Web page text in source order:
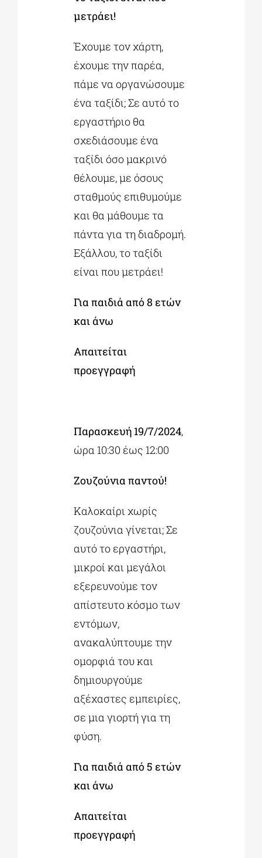
μετράει!
Έχουμε τον χάρτη,
έχουμε την παρέα,
πάμε να οργανώσουμε
ένα ταξίδι; Σε αυτό το
εργαστήριο θα
σχεδιάσουμε ένα
ταξίδι όσο μακρινό
θέλουμε, με όσους
σταθμούς επιθυμούμε
και θα μάθουμε τα
πάντα για τη διαδρομή.
Εξάλλου, το ταξίδι
είναι που μετράει!
Για παιδιά από 8 ετών
και άνω
Απαιτείται
προεγγραφή
Παρασκευή 19/7/2024,
ώρα 10:30 έως 12:00
Ζουζούνια παντού!
Καλοκαίρι χωρίς
ζουζούνια γίνεται; Σε
αυτό το εργαστήρι,
μικροί και μεγάλοι
εξερευνούμε τον
απίστευτο κόσμο των
εντόμων,
ανακαλύπτουμε την
ομορφιά του και
δημιουργούμε
αξέχαστες εμπειρίες,
σε μια γιορτή για τη
φύση.
Για παιδιά από 5 ετών
και άνω
Απαιτείται
προεγγραφή